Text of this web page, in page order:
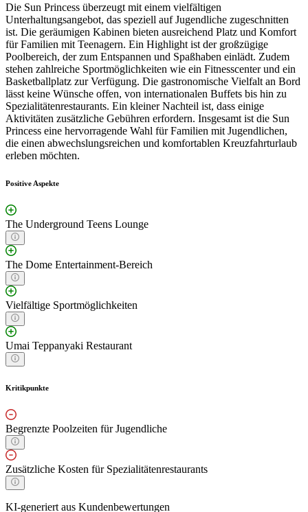
Die Sun Princess überzeugt mit einem vielfältigen
Unterhaltungsangebot, das speziell auf Jugendliche zugeschnitten
ist. Die geräumigen Kabinen bieten ausreichend Platz und Komfort
für Familien mit Teenagern. Ein Highlight ist der großzügige
Poolbereich, der zum Entspannen und Spaßhaben einlädt. Zudem
stehen zahlreiche Sportmöglichkeiten wie ein Fitnesscenter und ein
Basketballplatz zur Verfügung. Die gastronomische Vielfalt an Bord
lässt keine Wünsche offen, von internationalen Buffets bis hin zu
Spezialitätenrestaurants. Ein kleiner Nachteil ist, dass einige
Aktivitäten zusätzliche Gebühren erfordern. Insgesamt ist die Sun
Princess eine hervorragende Wahl für Familien mit Jugendlichen,
die einen abwechslungsreichen und komfortablen Kreuzfahrturlaub
erleben möchten.
Positive Aspekte
The Underground Teens Lounge
The Dome Entertainment-Bereich
Vielfältige Sportmöglichkeiten
Umai Teppanyaki Restaurant
Kritikpunkte
Begrenzte Poolzeiten für Jugendliche
Zusätzliche Kosten für Spezialitätenrestaurants
KI-generiert aus Kundenbewertungen